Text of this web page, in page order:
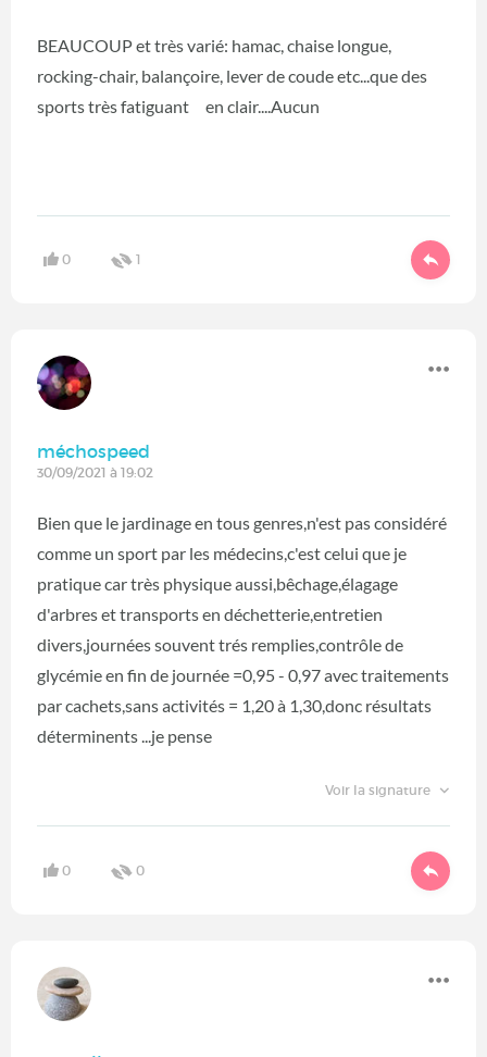
BEAUCOUP et très varié: hamac, chaise longue,
rocking-chair, balançoire, lever de coude etc...que des
sports très fatiguant en clair....Aucun
0 1
méchospeed
30/09/2021 à 19:02
Bien que le jardinage en tous genres,n'est pas considéré
comme un sport par les médecins,c'est celui que je
pratique car très physique aussi,bêchage,élagage
d'arbres et transports en déchetterie,entretien
divers,journées souvent trés remplies,contrôle de
glycémie en fin de journée =0,95 - 0,97 avec traitements
par cachets,sans activités = 1,20 à 1,30,donc résultats
déterminents ...je pense
Voir la signature
0 0